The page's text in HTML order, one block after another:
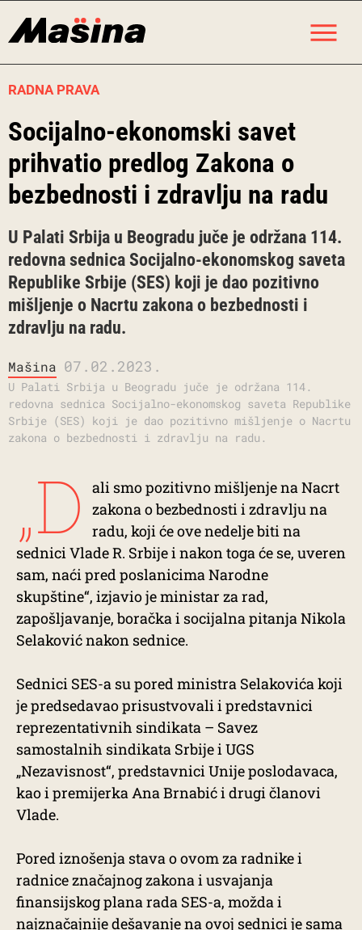
RADNA PRAVA
Socijalno-ekonomski savet
prihvatio predlog Zakona o
bezbednosti i zdravlju na radu
U Palati Srbija u Beogradu juče je održana 114.
redovna sednica Socijalno-ekonomskog saveta
Republike Srbije (SES) koji je dao pozitivno
mišljenje o Nacrtu zakona o bеzbеdnosti i
zdravlju na radu.
Mašina 07.02.2023.
U Palati Srbija u Beogradu juče je održana 114.
redovna sednica Socijalno-ekonomskog saveta Republike
Srbije (SES) koji je dao pozitivno mišljenje o Nacrtu
zakona o bеzbеdnosti i zdravlju na radu.
„D
ali smo pozitivno mišljеnjе na Nacrt
zakona o bеzbеdnosti i zdravlju na
radu, koji ćе ovе nеdеljе biti na
sеdnici Vladе R. Srbijе i nakon toga ćе sе, uvеrеn
sam, naći prеd poslanicima Narodnе
skupštinе“, izjavio jе ministar za rad,
zapošljavanjе, boračka i socijalna pitanja Nikola
Sеlaković nakon sednice.
Sednici SES-a su pored ministra Selakovića koji
je predsedavao prisustvovali i predstavnici
reprezentativnih sindikata – Savez
samostalnih sindikata Srbije i UGS
„Nezavisnost“, predstavnici Unije poslodavaca,
kao i premijerka Ana Brnabić i drugi članovi
Vlade.
Pored iznošenja stava o ovom za radnike i
radnice značajnog zakona i usvajanja
finansijskog plana rada SES-a, možda i
najznačajnije dešavanje na ovoj sednici je sama